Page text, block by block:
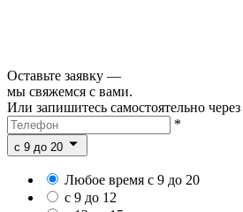
Оставьте заявку —
мы свяжемся с вами.
Или запишитесь самостоятельно через
*
c 9 до 20
Любое время с 9 до 20
с 9 до 12